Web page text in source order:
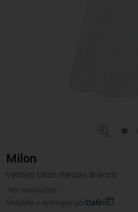
Milon
Vestido Milon Pérolas Branco
Ver avaliações
Vendido e entregue porDafiti